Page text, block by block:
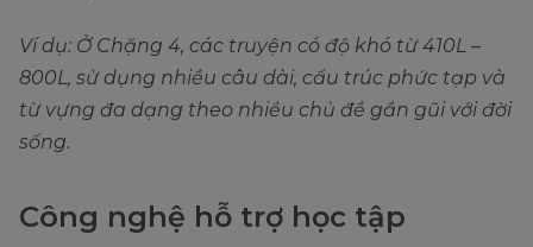
Ví dụ: Ở Chặng 4, các truyện có độ khó từ 410L –
800L, sử dụng nhiều câu dài, cấu trúc phức tạp và
từ vựng đa dạng theo nhiều chủ đề gần gũi với đời
sống.
Công nghệ hỗ trợ học tập